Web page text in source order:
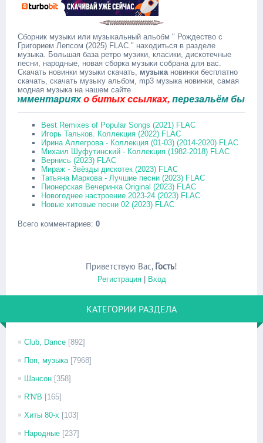
Сборник музыки или музыкальный альобм " Рождество с
Григорием Лепсом (2025) FLAC " находиться в разделе
музыка. Большая база ретро музики, класики, дискотечные
песни, народные, новая сборка музыки собрана для вас.
Скачать новинки музыки скачать, музыкановинки бесплатно
скачать, скачать музыку альбом, mp3 музыка новинки, самая
модная музыка на нашем сайте
о битых ссылках,перезальём быстро.
Best Remixes of Popular Songs (2021) FLAC
Игорь Тальков. Коллекция (2022) FLAC
Ирина Аллегрова - Коллекция (01-03) (2014-2020) FLAC
Михаил Шуфутинский - Коллекция (1982-2018) FLAC
Вернись (2023) FLAC
Мираж - Звёзды дискотек (2023) FLAC
Татьяна Маркова - Лучшие песни (2023) FLAC
Пионерская Вечеринка Original (2023) FLAC
Новогоднее настроение 2023-24 (2023) FLAC
Новые хитовые песни 02 (2023) FLAC
Всего комментариев: 0
Приветствую Вас, Гость!
Регистрация| Вход
КАТЕГОРИИ РАЗДЕЛА
Club, Dance [892]
Поп, музыка [7968]
Шансон [358]
R'N'B [165]
Хиты 80-х [103]
Народные [237]